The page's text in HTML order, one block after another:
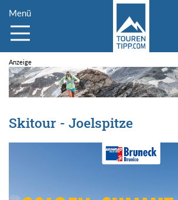
Menü
Skitour - Joelspitze